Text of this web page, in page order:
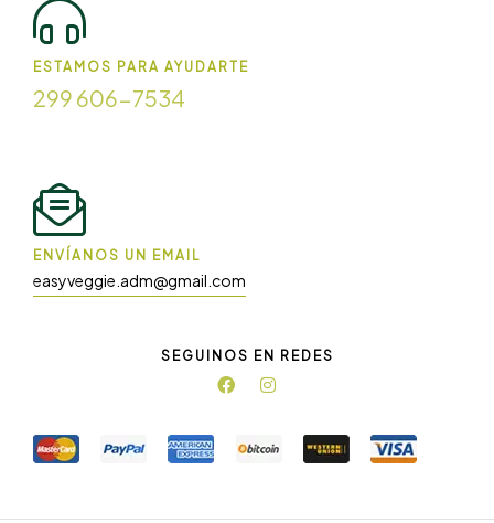
ESTAMOS PARA AYUDARTE
299 606-7534
ENVÍANOS UN EMAIL
easyveggie.adm@gmail.com
SEGUINOS EN REDES